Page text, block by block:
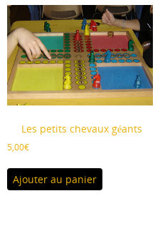
Les petits chevaux géants
5,00€
Ajouter au panier